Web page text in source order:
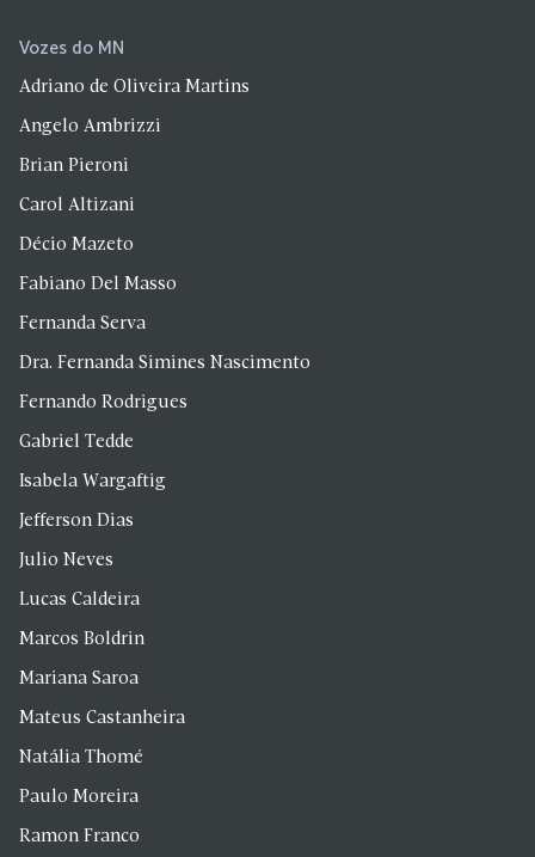
Vozes do MN
Adriano de Oliveira Martins
Angelo Ambrizzi
Brian Pieroni
Carol Altizani
Décio Mazeto
Fabiano Del Masso
Fernanda Serva
Dra. Fernanda Simines Nascimento
Fernando Rodrigues
Gabriel Tedde
Isabela Wargaftig
Jefferson Dias
Julio Neves
Lucas Caldeira
Marcos Boldrin
Mariana Saroa
Mateus Castanheira
Natália Thomé
Paulo Moreira
Ramon Franco